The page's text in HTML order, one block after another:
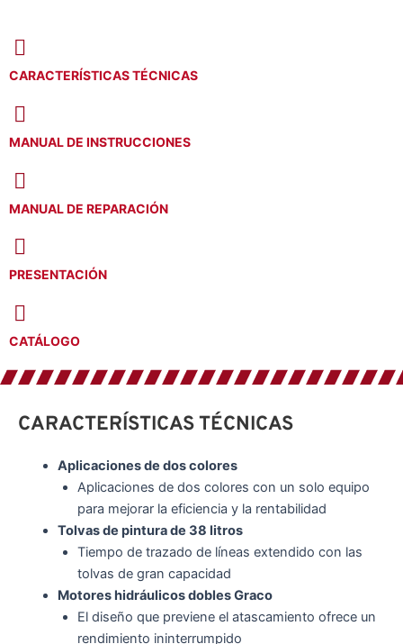
CARACTERÍSTICAS TÉCNICAS
MANUAL DE INSTRUCCIONES
MANUAL DE REPARACIÓN
PRESENTACIÓN
CATÁLOGO
CARACTERÍSTICAS TÉCNICAS
Aplicaciones de dos colores
Aplicaciones de dos colores con un solo equipo
para mejorar la eficiencia y la rentabilidad
Tolvas de pintura de 38 litros
Tiempo de trazado de líneas extendido con las
tolvas de gran capacidad
Motores hidráulicos dobles Graco
El diseño que previene el atascamiento ofrece un
rendimiento ininterrumpido